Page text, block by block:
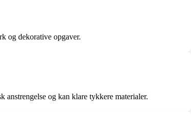
og dekorative opgaver.
og kan klare tykkere materialer.